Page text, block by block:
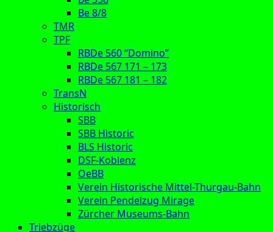
Be 8/8
TMR
TPF
RBDe 560 “Domino”
RBDe 567 171 – 173
RBDe 567 181 – 182
TransN
Historisch
SBB
SBB Historic
BLS Historic
DSF-Koblenz
OeBB
Verein Historische Mittel-Thurgau-Bahn
Verein Pendelzug Mirage
Zürcher Museums-Bahn
Triebzüge